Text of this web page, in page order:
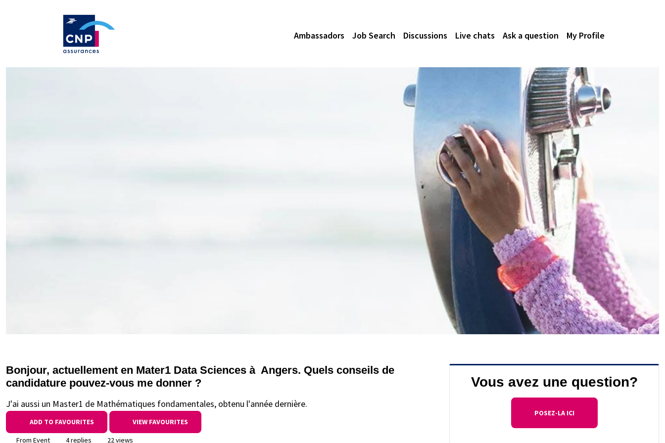
Ambassadors Job Search Discussions Live chats Ask a question My Profile
Bonjour, actuellement en Mater1 Data Sciences à Angers. Quels conseils de
candidature pouvez-vous me donner ?
J'ai aussi un Master1 de Mathématiques fondamentales, obtenu l'année dernière.
ADD TO FAVOURITES VIEW FAVOURITES
From Event 4 replies
22 views
Vous avez une question?
POSEZ-LA ICI